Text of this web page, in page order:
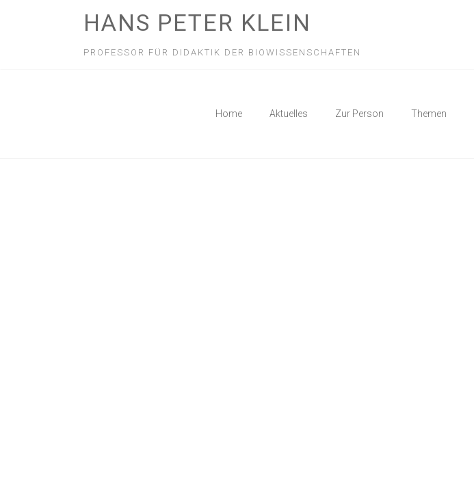
HANS PETER KLEIN
PROFESSOR FÜR DIDAKTIK DER BIOWISSENSCHAFTEN
Home Aktuelles Zur Person Themen